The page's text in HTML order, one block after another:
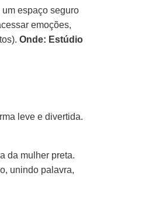
espaço seguro
emoções,
Onde: Estúdio
leve e divertida.
da mulher preta.
unindo palavra,